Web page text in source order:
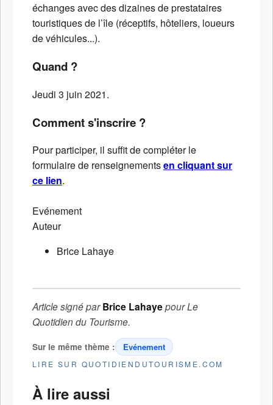
échanges avec des dizaines de prestataires
touristiques de l’île (réceptifs, hôteliers, loueurs
de véhicules...).
Quand ?
Jeudi 3 juin 2021.
Comment s'inscrire ?
Pour participer, il suffit de compléter le
formulaire de renseignementsen cliquant sur
ce lien.
Evénement
Auteur
Brice Lahaye
Article signé parBrice LahayepourLe
Quotidien du Tourisme.
Sur le même thème : Evénement
LIRE SUR QUOTIDIENDUTOURISME.COM
À lire aussi